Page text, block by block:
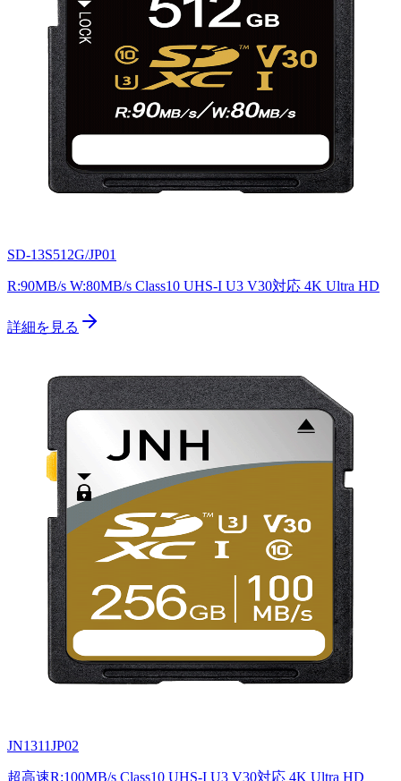
SD-13S512G/JP01
R:90MB/s W:80MB/s Class10 UHS-I U3 V30対応 4K Ultra HD
詳細を見る
JN1311JP02
超高速R:100MB/s Class10 UHS-I U3 V30対応 4K Ultra HD